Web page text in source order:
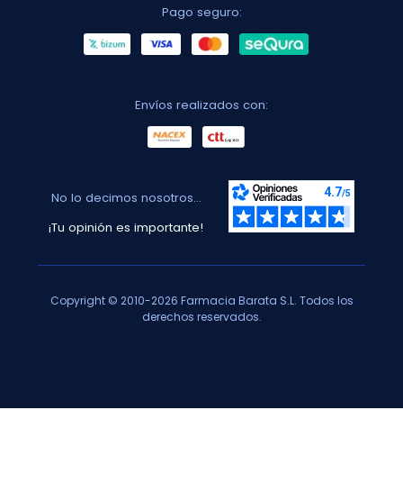
Pago seguro:
Envíos realizados con:
No lo decimos nosotros...
¡Tu opinión es importante!
Copyright © 2010-2026 Farmacia Barata S.L. Todos los
derechos reservados.